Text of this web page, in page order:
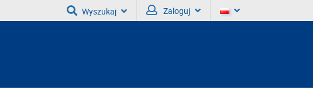
Wyszukaj Zaloguj